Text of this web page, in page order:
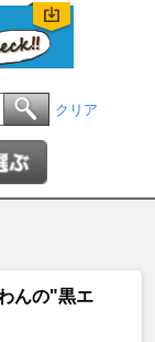
クリア
んの"黒エ